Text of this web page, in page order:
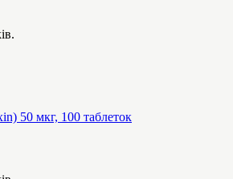
50 мкг, 100 таблеток